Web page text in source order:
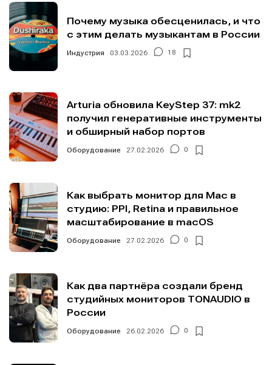
Почему музыка обесценилась, и что
с этим делать музыкантам в России
Индустрия 03.03.2026 18
Arturia обновила KeyStep 37: mk2
получил генеративные инструменты
и обширный набор портов
Оборудование 27.02.2026 0
Как выбрать монитор для Mac в
студию: PPI, Retina и правильное
масштабирование в macOS
Оборудование 27.02.2026 0
Как два партнёра создали бренд
студийных мониторов TONAUDIO в
России
Оборудование 26.02.2026 0